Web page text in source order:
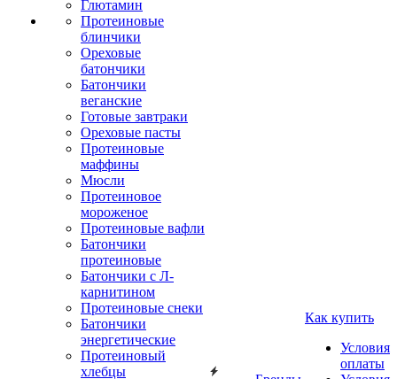
Глютамин
Протеиновые
блинчики
Ореховые
батончики
Батончики
веганские
Готовые завтраки
Ореховые пасты
Протеиновые
маффины
Мюсли
Протеиновое
мороженое
Протеиновые вафли
Батончики
протеиновые
Батончики с Л-
карнитином
Протеиновые снеки
Батончики
энергетические
Протеиновый
хлебцы
Как купить
Условия
оплаты